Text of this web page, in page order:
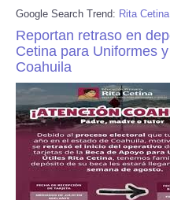
Google Search Trend: Rita
Reportan retraso en
Cetina para Uniformes
Coahuila